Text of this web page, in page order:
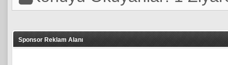
Sponsor Reklam Alanı